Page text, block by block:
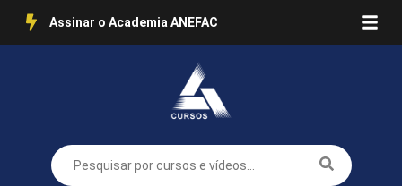
Assinar o Academia ANEFAC